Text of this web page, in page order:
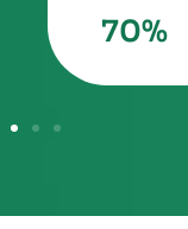
70%